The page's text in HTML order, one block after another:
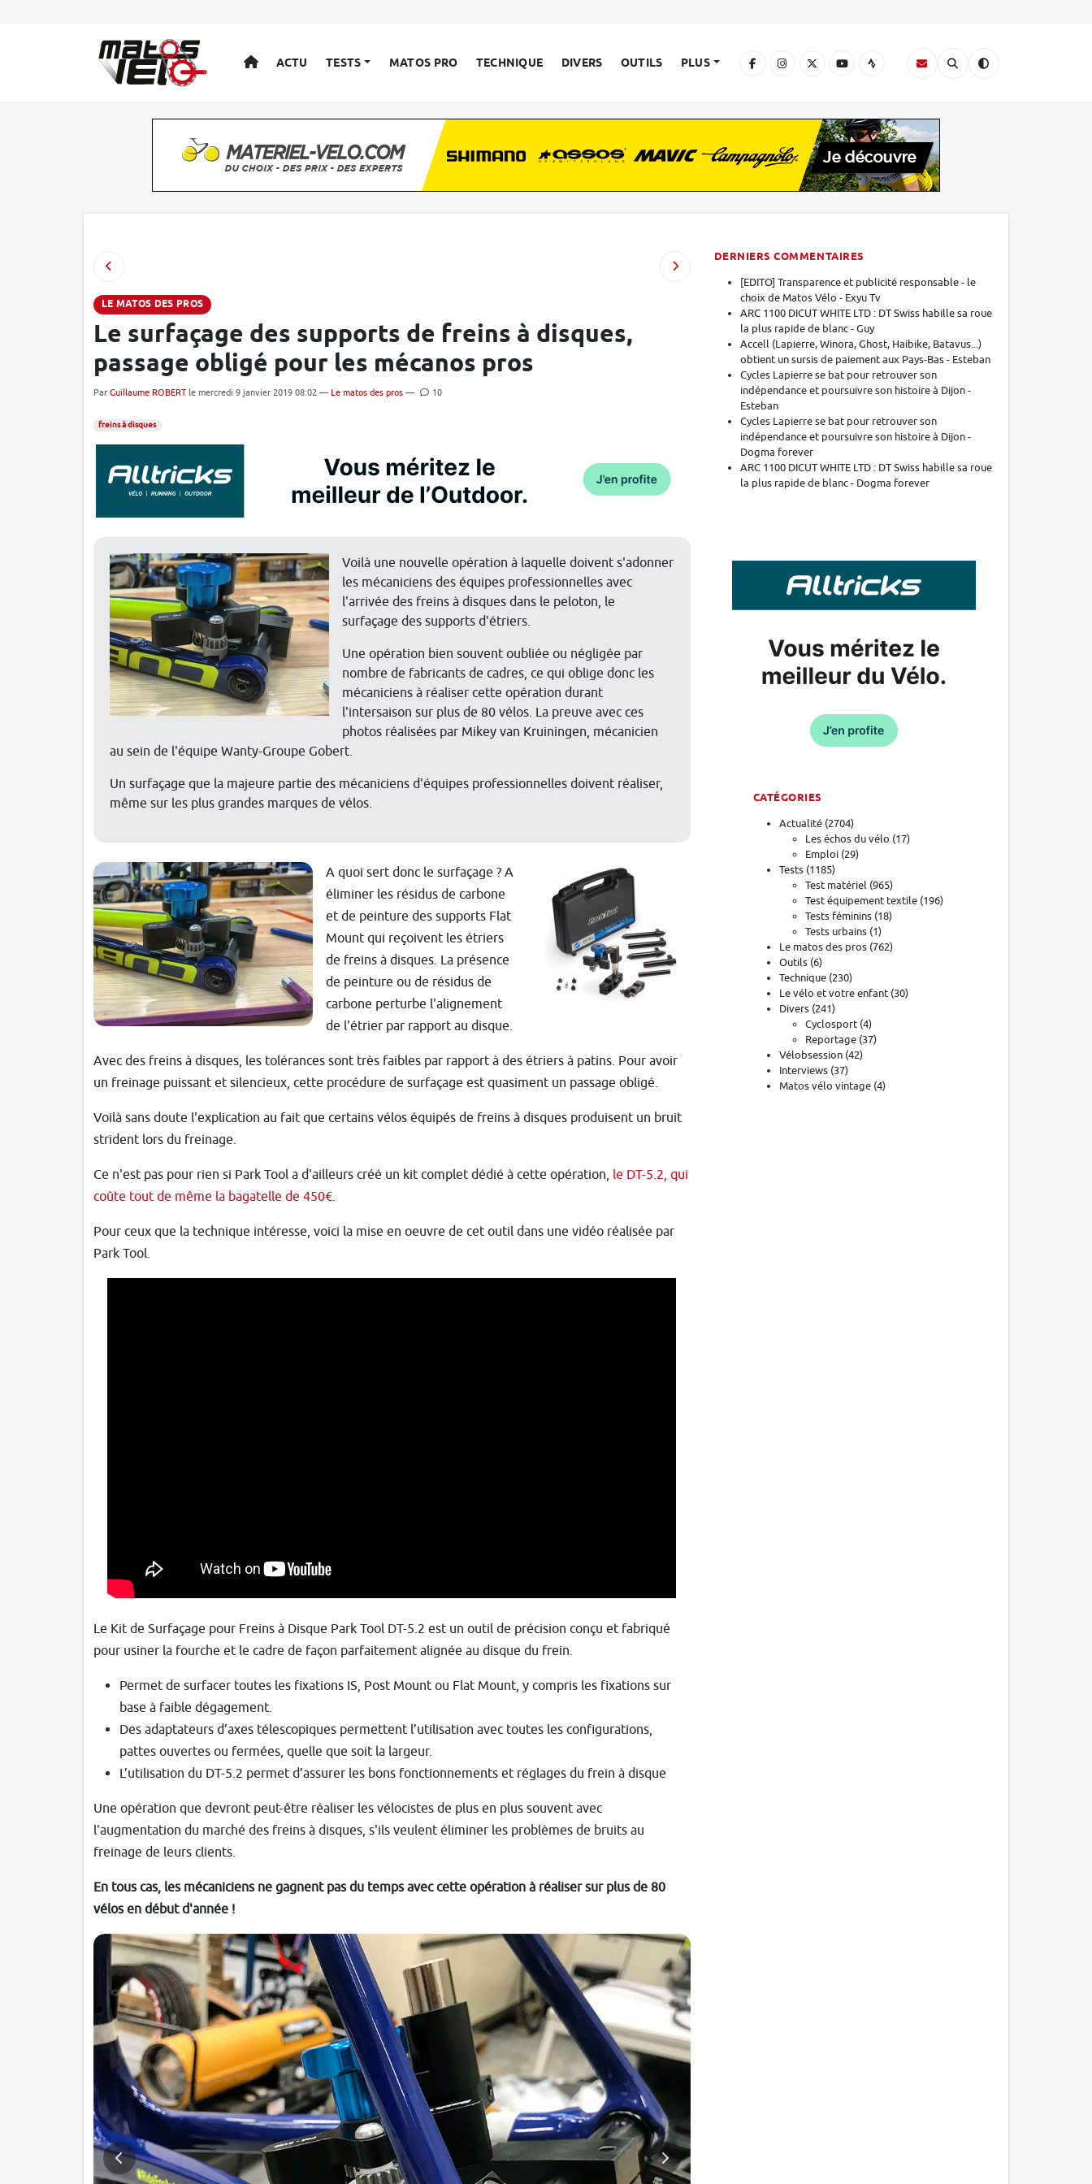
ACCUEIL
ACTU TESTS MATOS PRO TECHNIQUE DIVERS OUTILS PLUS
LE MATOS DES PROS
Le surfaçage des supports de freins à disques,
passage obligé pour les mécanos pros
Par Guillaume ROBERT le mercredi 9 janvier 2019 08:02 — Le matos des pros — 10
freins à disques
Voilà une nouvelle opération à laquelle doivent s'adonner
les mécaniciens des équipes professionnelles avec
l'arrivée des freins à disques dans le peloton, le
surfaçage des supports d'étriers.
Une opération bien souvent oubliée ou négligée par
nombre de fabricants de cadres, ce qui oblige donc les
mécaniciens à réaliser cette opération durant
l'intersaison sur plus de 80 vélos. La preuve avec ces
photos réalisées par Mikey van Kruiningen, mécanicien
au sein de l'équipe Wanty-Groupe Gobert.
Un surfaçage que la majeure partie des mécaniciens d'équipes professionnelles doivent réaliser,
même sur les plus grandes marques de vélos.
A quoi sert donc le surfaçage ? A
éliminer les résidus de carbone
et de peinture des supports Flat
Mount qui reçoivent les étriers
de freins à disques. La présence
de peinture ou de résidus de
carbone perturbe l'alignement
de l'étrier par rapport au disque.
Avec des freins à disques, les tolérances sont très faibles par rapport à des étriers à patins. Pour avoir
un freinage puissant et silencieux, cette procédure de surfaçage est quasiment un passage obligé.
Voilà sans doute l'explication au fait que certains vélos équipés de freins à disques produisent un bruit
strident lors du freinage.
Ce n'est pas pour rien si Park Tool a d'ailleurs créé un kit complet dédié à cette opération, le DT-5.2, qui
coûte tout de même la bagatelle de 450€.
Pour ceux que la technique intéresse, voici la mise en oeuvre de cet outil dans une vidéo réalisée par
Park Tool.
Le Kit de Surfaçage pour Freins à Disque Park Tool DT-5.2 est un outil de précision conçu et fabriqué
pour usiner la fourche et le cadre de façon parfaitement alignée au disque du frein.
Permet de surfacer toutes les fixations IS, Post Mount ou Flat Mount, y compris les fixations sur
base à faible dégagement.
Des adaptateurs d’axes télescopiques permettent l’utilisation avec toutes les configurations,
pattes ouvertes ou fermées, quelle que soit la largeur.
L’utilisation du DT-5.2 permet d’assurer les bons fonctionnements et réglages du frein à disque
Une opération que devront peut-être réaliser les vélocistes de plus en plus souvent avec
l'augmentation du marché des freins à disques, s'ils veulent éliminer les problèmes de bruits au
freinage de leurs clients.
En tous cas, les mécaniciens ne gagnent pas du temps avec cette opération à réaliser sur plus de 80
vélos en début d'année !
DERNIERS COMMENTAIRES
[EDITO] Transparence et publicité responsable - le
choix de Matos Vélo - Exyu Tv
ARC 1100 DICUT WHITE LTD : DT Swiss habille sa roue
la plus rapide de blanc - Guy
Accell (Lapierre, Winora, Ghost, Haibike, Batavus...)
obtient un sursis de paiement aux Pays-Bas - Esteban
Cycles Lapierre se bat pour retrouver son
indépendance et poursuivre son histoire à Dijon -
Esteban
Cycles Lapierre se bat pour retrouver son
indépendance et poursuivre son histoire à Dijon -
Dogma forever
ARC 1100 DICUT WHITE LTD : DT Swiss habille sa roue
la plus rapide de blanc - Dogma forever
CATÉGORIES
Actualité (2704)
Les échos du vélo (17)
Emploi (29)
Tests (1185)
Test matériel (965)
Test équipement textile (196)
Tests féminins (18)
Tests urbains (1)
Le matos des pros (762)
Outils (6)
Technique (230)
Le vélo et votre enfant (30)
Divers (241)
Cyclosport (4)
Reportage (37)
Vélobsession (42)
Interviews (37)
Matos vélo vintage (4)